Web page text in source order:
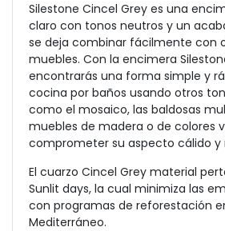
Silestone Cincel Grey es una
claro con tonos neutros y un
se deja combinar fácilmente con
muebles. Con la encimera
encontrarás una forma simple y
cocina por baños usando otros
como el mosaico, las baldosas
muebles de madera o de colores
comprometer su aspecto cálido y
El cuarzo Cincel Grey material
Sunlit days, la cual minimiza las
con programas de reforestación
Mediterráneo.